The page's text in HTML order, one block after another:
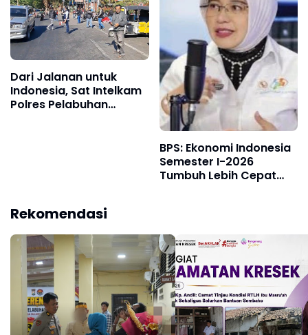
Dari Jalanan untuk
Indonesia, Sat Intelkam
Polres Pelabuhan
BPS: Ekonomi Indonesia
Semester I-2026
Tumbuh Lebih Cepat
Rekomendasi